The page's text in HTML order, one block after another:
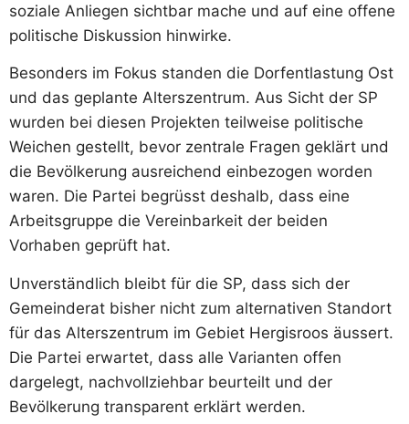
soziale Anliegen sichtbar mache und auf eine offene
politische Diskussion hinwirke.
Besonders im Fokus standen die Dorfentlastung Ost
und das geplante Alterszentrum. Aus Sicht der SP
wurden bei diesen Projekten teilweise politische
Weichen gestellt, bevor zentrale Fragen geklärt und
die Bevölkerung ausreichend einbezogen worden
waren. Die Partei begrüsst deshalb, dass eine
Arbeitsgruppe die Vereinbarkeit der beiden
Vorhaben geprüft hat.
Unverständlich bleibt für die SP, dass sich der
Gemeinderat bisher nicht zum alternativen Standort
für das Alterszentrum im Gebiet Hergisroos äussert.
Die Partei erwartet, dass alle Varianten offen
dargelegt, nachvollziehbar beurteilt und der
Bevölkerung transparent erklärt werden.